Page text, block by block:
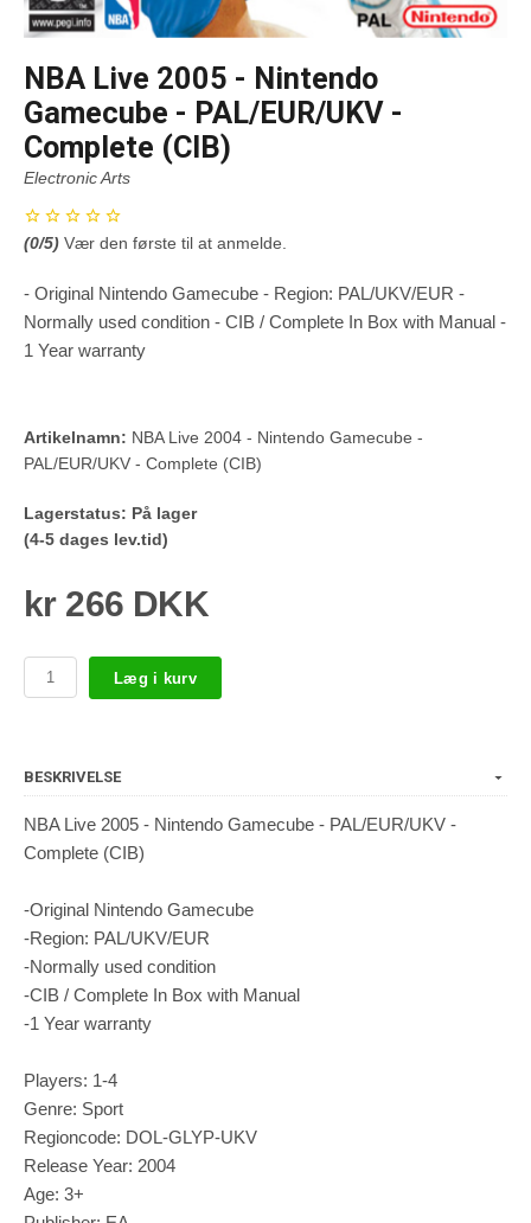
NBA Live 2005 - Nintendo
Gamecube - PAL/EUR/UKV -
Complete (CIB)
Electronic Arts
(0/5) Vær den første til at anmelde.
- Original Nintendo Gamecube - Region: PAL/UKV/EUR -
Normally used condition - CIB / Complete In Box with Manual -
1 Year warranty
Artikelnamn: NBA Live 2004 - Nintendo Gamecube -
PAL/EUR/UKV - Complete (CIB)
Lagerstatus: På lager
(4-5 dages lev.tid)
kr 266 DKK
Læg i kurv
BESKRIVELSE
NBA Live 2005 - Nintendo Gamecube - PAL/EUR/UKV -
Complete (CIB)
-Original Nintendo Gamecube
-Region: PAL/UKV/EUR
-Normally used condition
-CIB / Complete In Box with Manual
-1 Year warranty
Players: 1-4
Genre: Sport
Regioncode: DOL-GLYP-UKV
Release Year: 2004
Age: 3+